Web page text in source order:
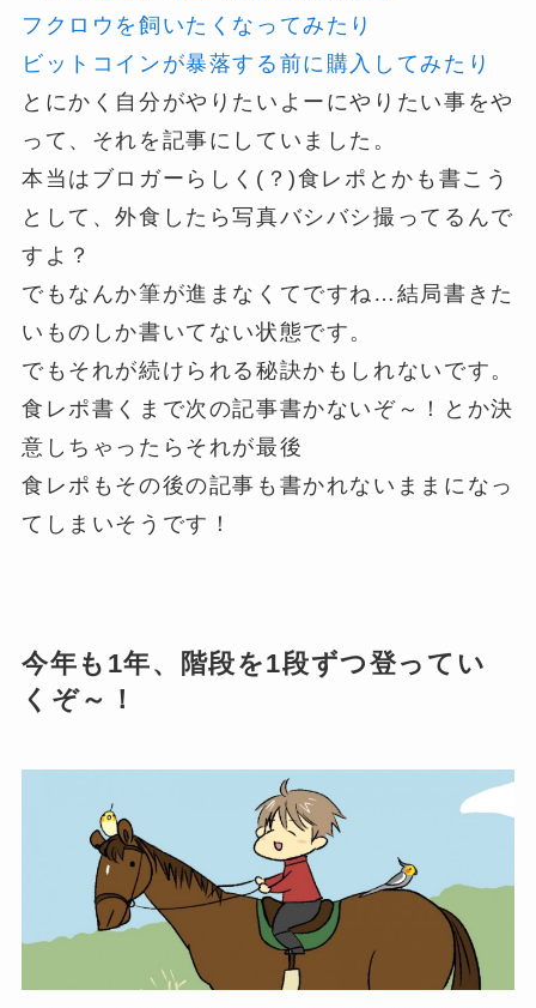
フクロウを飼いたくなってみたり
ビットコインが暴落する前に購入してみたり
とにかく自分がやりたいよーにやりたい事をや
って、それを記事にしていました。
本当はブロガーらしく(？)食レポとかも書こう
として、外食したら写真バシバシ撮ってるんで
すよ？
でもなんか筆が進まなくてですね…結局書きた
いものしか書いてない状態です。
でもそれが続けられる秘訣かもしれないです。
食レポ書くまで次の記事書かないぞ～！とか決
意しちゃったらそれが最後
食レポもその後の記事も書かれないままになっ
てしまいそうです！
今年も1年、階段を1段ずつ登ってい
くぞ～！